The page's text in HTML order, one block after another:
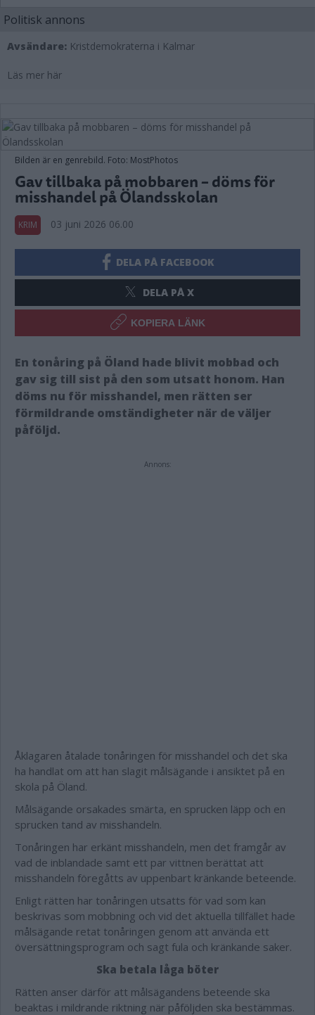
Politisk annons
Avsändare: Kristdemokraterna i Kalmar
Läs mer här
Bilden är en genrebild. Foto: MostPhotos
Gav tillbaka på mobbaren – döms för
misshandel på Ölandsskolan
KRIM 03 juni 2026 06.00
DELA PÅ FACEBOOK
DELA PÅ X
KOPIERA LÄNK
En tonåring på Öland hade blivit mobbad och
gav sig till sist på den som utsatt honom. Han
döms nu för misshandel, men rätten ser
förmildrande omständigheter när de väljer
påföljd.
Annons:
Åklagaren åtalade tonåringen för misshandel och det ska
ha handlat om att han slagit målsägande i ansiktet på en
skola på Öland.
Målsägande orsakades smärta, en sprucken läpp och en
sprucken tand av misshandeln.
Tonåringen har erkänt misshandeln, men det framgår av
vad de inblandade samt ett par vittnen berättat att
misshandeln föregåtts av uppenbart kränkande beteende.
Enligt rätten har tonåringen utsatts för vad som kan
beskrivas som mobbning och vid det aktuella tillfället hade
målsägande retat tonåringen genom att använda ett
översättningsprogram och sagt fula och kränkande saker.
Ska betala låga böter
Rätten anser därför att målsägandens beteende ska
beaktas i mildrande riktning när påföljden ska bestämmas.